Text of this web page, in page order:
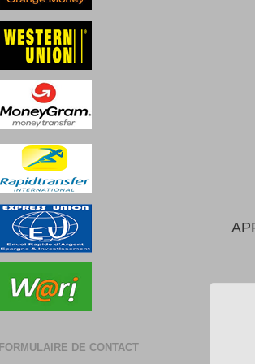
FORMULAIRE DE CONTACT